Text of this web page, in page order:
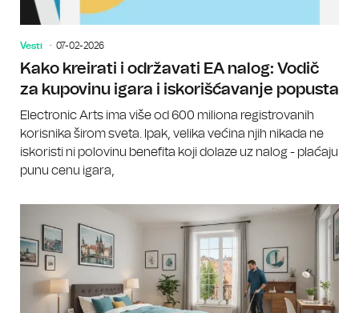
Vesti 07-02-2026
Kako kreirati i održavati EA nalog: Vodič
za kupovinu igara i iskorišćavanje popusta
Electronic Arts ima više od 600 miliona registrovanih
korisnika širom sveta. Ipak, velika većina njih nikada ne
iskoristi ni polovinu benefita koji dolaze uz nalog - plaćaju
punu cenu igara,